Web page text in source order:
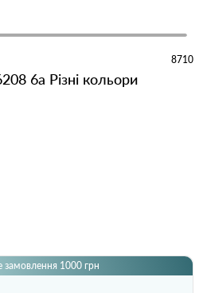
8710
6а Різні кольори
замовлення 1000 грн